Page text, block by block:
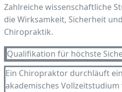
Zahlreiche wissenschaftliche
die Wirksamkeit, Sicherheit
Chiropraktik.
Qualifikation für höchste
Ein Chiropraktor durchläuft
akademisches Vollzeitstudium